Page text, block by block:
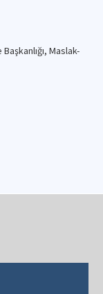
Maslak-